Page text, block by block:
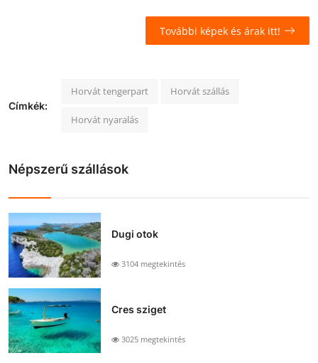
További képek és árak itt!
Címkék:
Horvát tengerpart Horvát szállás
Horvát nyaralás
Népszerű szállások
Dugi otok
3104 megtekintés
Cres sziget
3025 megtekintés